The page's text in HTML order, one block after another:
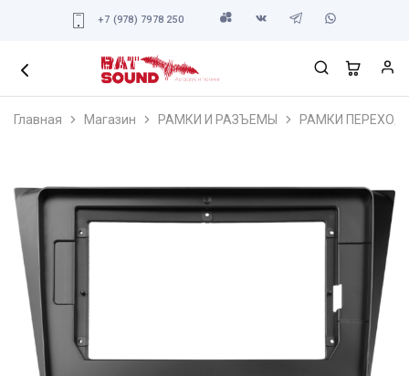
+7 (978) 7978 250
Главная Магазин РАМКИ И РАЗЪЕМЫ РАМКИ